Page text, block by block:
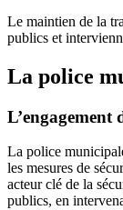
Le maintien de la
publics et
La police
L’engagement
La police
les mesures de
acteur clé de la
publics, en